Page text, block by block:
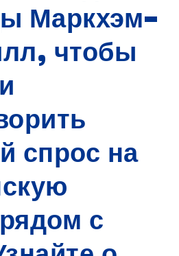
Маркхэм-
чтобы
спрос на
с